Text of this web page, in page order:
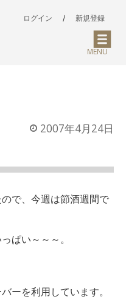
ログイン / 新規登録
MENU
2007年4月24日
で、今週は節酒週間で
ぱい～～～。
ーを利用しています。